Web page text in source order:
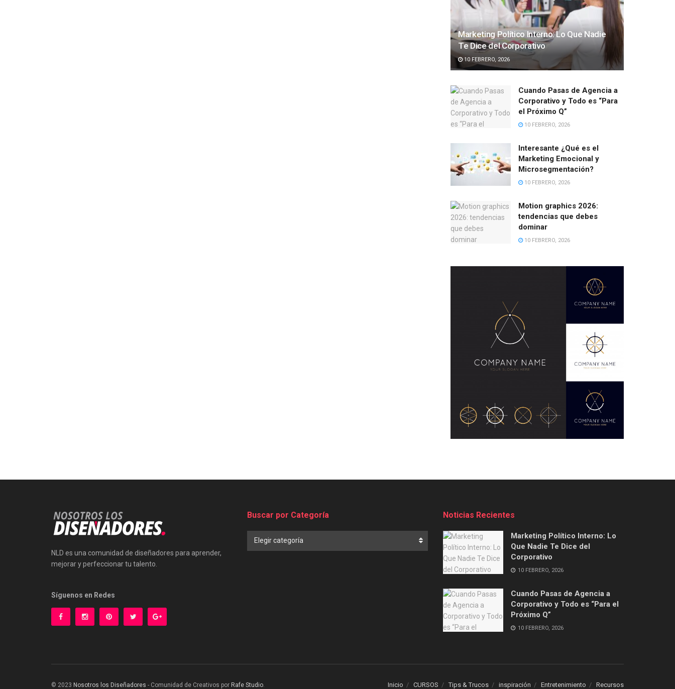
Marketing Político Interno: Lo Que Nadie
Te Dice del Corporativo
10 FEBRERO, 2026
Cuando Pasas de Agencia a
Corporativo y Todo es “Para
el Próximo Q”
10 FEBRERO, 2026
Interesante ¿Qué es el
Marketing Emocional y
Microsegmentación?
10 FEBRERO, 2026
Motion graphics 2026:
tendencias que debes
dominar
10 FEBRERO, 2026
NLD es una comunidad de diseñadores para aprender,
mejorar y perfeccionar tu talento.
Síguenos en Redes
Buscar por Categoría
Buscar
Elegir categoría
Noticias Recientes
Marketing Político Interno: Lo
Que Nadie Te Dice del
Corporativo
10 FEBRERO, 2026
Cuando Pasas de Agencia a
Corporativo y Todo es “Para el
Próximo Q”
10 FEBRERO, 2026
Inicio CURSOS Tips & Trucos inspiración Entretenimiento Recursos
© 2023 Nosotros los Diseñadores - Comunidad de Creativos por Rafe Studio.